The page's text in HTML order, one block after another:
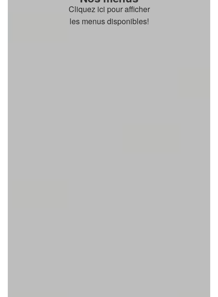
Cliquez ici pour afficher
les menus disponibles!